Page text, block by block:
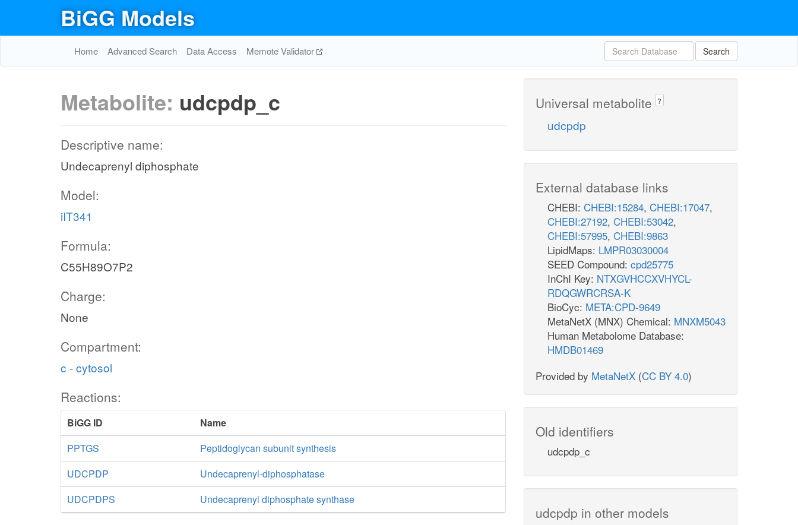
BiGG Models
Home Advanced Search Data Access Memote Validator Search
Metabolite: udcpdp_c
Descriptive name:
Undecaprenyl diphosphate
Model:
iIT341
Formula:
C55H89O7P2
Charge:
None
Compartment:
c - cytosol
Reactions:
BiGG ID
Name
PPTGS
Peptidoglycan subunit synthesis
UDCPDP
Undecaprenyl-diphosphatase
UDCPDPS
Undecaprenyl diphosphate synthase
Universal metabolite ?
udcpdp
External database links
CHEBI: CHEBI:15284, CHEBI:17047,
CHEBI:27192, CHEBI:53042,
CHEBI:57995, CHEBI:9863
LipidMaps: LMPR03030004
SEED Compound: cpd25775
InChI Key: NTXGVHCCXVHYCL-
RDQGWRCRSA-K
BioCyc: META:CPD-9649
MetaNetX (MNX) Chemical: MNXM5043
Human Metabolome Database:
HMDB01469
Provided by MetaNetX (CC BY 4.0)
Old identifiers
udcpdp_c
udcpdp in other models